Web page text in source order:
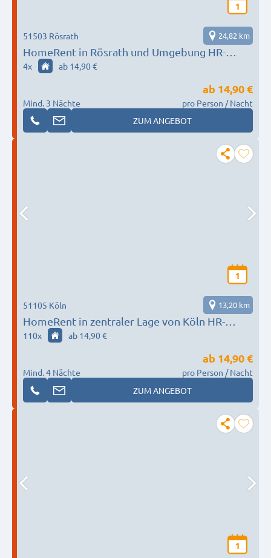
1
HomeRent in Rösrath und Umgebung HR-
52202-roesrath
51503 Rösrath 24,82 km
4x ab 14,90 €
Mind. 3 Nächte
ab 14,90 €
pro Person / Nacht
ZUM ANGEBOT
1
HomeRent in zentraler Lage von Köln HR-
29513-koeln
51105 Köln 13,20 km
110x ab 14,90 €
Mind. 4 Nächte
ab 14,90 €
pro Person / Nacht
ZUM ANGEBOT
1